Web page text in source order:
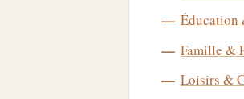
Éducation
Famille &
Loisirs &